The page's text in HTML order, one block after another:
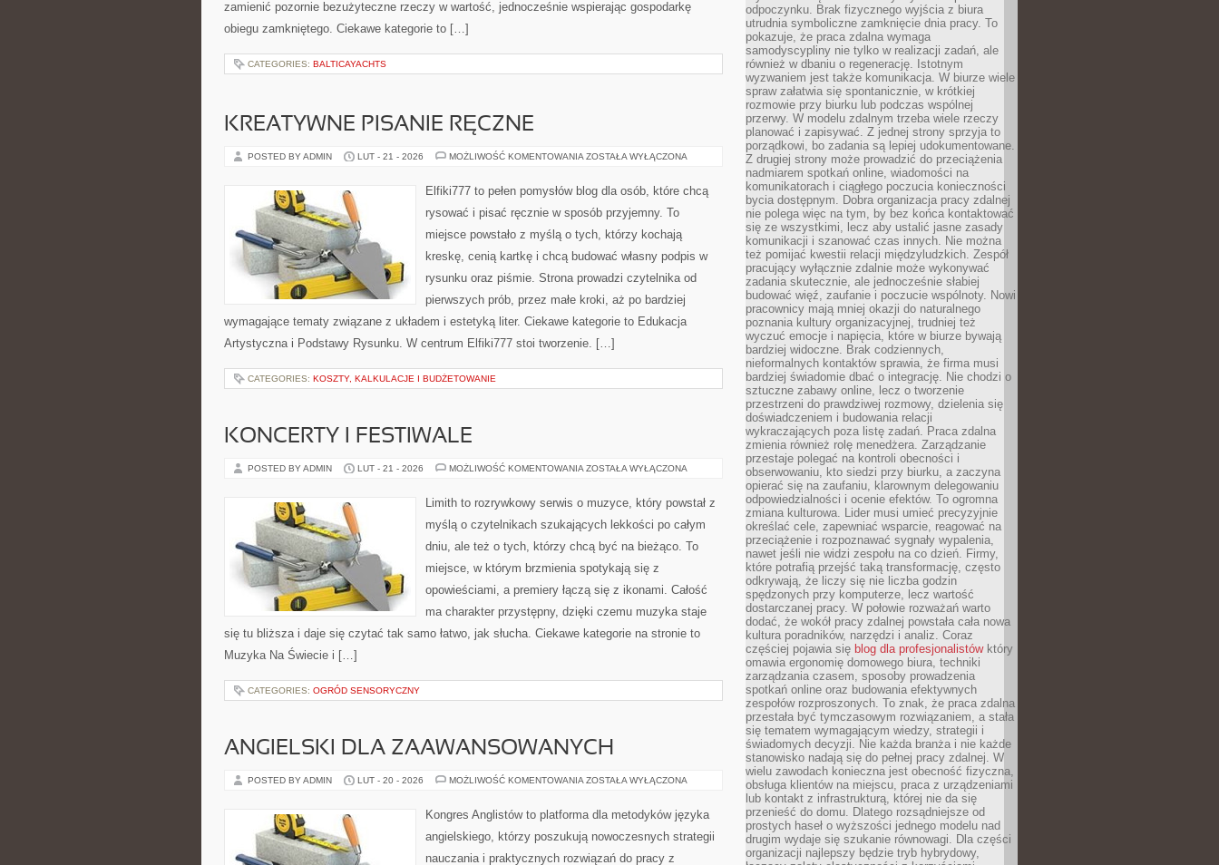
zamienić pozornie bezużyteczne rzeczy w wartość, jednocześnie wspierając gospodarkę
obiegu zamkniętego. Ciekawe kategorie to […]
CATEGORIES: BALTICAYACHTS
KREATYWNE PISANIE RĘCZNE
POSTED BY ADMIN LUT - 21 - 2026 MOŻLIWOŚĆ KOMENTOWANIA KREATYWNE
ZOSTAŁA WYŁĄCZONA
Elfiki777 to pełen pomysłów blog dla osób, które chcą
rysować i pisać ręcznie w sposób przyjemny. To
miejsce powstało z myślą o tych, którzy kochają
kreskę, cenią kartkę i chcą budować własny podpis w
rysunku oraz piśmie. Strona prowadzi czytelnika od
pierwszych prób, przez małe kroki, aż po bardziej
wymagające tematy związane z układem i estetyką liter. Ciekawe kategorie to Edukacja
Artystyczna i Podstawy Rysunku. W centrum Elfiki777 stoi tworzenie. […]
CATEGORIES: KOSZTY, KALKULACJE I BUDŻETOWANIE
KONCERTY I FESTIWALE
POSTED BY ADMIN LUT - 21 - 2026 MOŻLIWOŚĆ KOMENTOWANIA KONCERTY
ZOSTAŁA WYŁĄCZONA
Limith to rozrywkowy serwis o muzyce, który powstał z
myślą o czytelnikach szukających lekkości po całym
dniu, ale też o tych, którzy chcą być na bieżąco. To
miejsce, w którym brzmienia spotykają się z
opowieściami, a premiery łączą się z ikonami. Całość
ma charakter przystępny, dzięki czemu muzyka staje
się tu bliższa i daje się czytać tak samo łatwo, jak słucha. Ciekawe kategorie na stronie to
Muzyka Na Świecie i […]
CATEGORIES: OGRÓD SENSORYCZNY
ANGIELSKI DLA ZAAWANSOWANYCH
POSTED BY ADMIN LUT - 20 - 2026 MOŻLIWOŚĆ KOMENTOWANIA ANGIELSKI
ZOSTAŁA WYŁĄCZONA
Kongres Anglistów to platforma dla metodyków języka
angielskiego, którzy poszukują nowoczesnych strategii
nauczania i praktycznych rozwiązań do pracy z
odpoczynku. Brak fizycznego wyjścia z biura
utrudnia symboliczne zamknięcie dnia pracy. To
pokazuje, że praca zdalna wymaga
samodyscypliny nie tylko w realizacji zadań, ale
również w dbaniu o regenerację. Istotnym
wyzwaniem jest także komunikacja. W biurze wiele
spraw załatwia się spontanicznie, w krótkiej
rozmowie przy biurku lub podczas wspólnej
przerwy. W modelu zdalnym trzeba wiele rzeczy
planować i zapisywać. Z jednej strony sprzyja to
porządkowi, bo zadania są lepiej udokumentowane.
Z drugiej strony może prowadzić do przeciążenia
nadmiarem spotkań online, wiadomości na
komunikatorach i ciągłego poczucia konieczności
bycia dostępnym. Dobra organizacja pracy zdalnej
nie polega więc na tym, by bez końca kontaktować
się ze wszystkimi, lecz aby ustalić jasne zasady
komunikacji i szanować czas innych. Nie można
też pomijać kwestii relacji międzyludzkich. Zespół
pracujący wyłącznie zdalnie może wykonywać
zadania skutecznie, ale jednocześnie słabiej
budować więź, zaufanie i poczucie wspólnoty. Nowi
pracownicy mają mniej okazji do naturalnego
poznania kultury organizacyjnej, trudniej też
wyczuć emocje i napięcia, które w biurze bywają
bardziej widoczne. Brak codziennych,
nieformalnych kontaktów sprawia, że firma musi
bardziej świadomie dbać o integrację. Nie chodzi o
sztuczne zabawy online, lecz o tworzenie
przestrzeni do prawdziwej rozmowy, dzielenia się
doświadczeniem i budowania relacji
wykraczających poza listę zadań. Praca zdalna
zmienia również rolę menedżera. Zarządzanie
przestaje polegać na kontroli obecności i
obserwowaniu, kto siedzi przy biurku, a zaczyna
opierać się na zaufaniu, klarownym delegowaniu
odpowiedzialności i ocenie efektów. To ogromna
zmiana kulturowa. Lider musi umieć precyzyjnie
określać cele, zapewniać wsparcie, reagować na
przeciążenie i rozpoznawać sygnały wypalenia,
nawet jeśli nie widzi zespołu na co dzień. Firmy,
które potrafią przejść taką transformację, często
odkrywają, że liczy się nie liczba godzin
spędzonych przy komputerze, lecz wartość
dostarczanej pracy. W połowie rozważań warto
dodać, że wokół pracy zdalnej powstała cała nowa
kultura poradników, narzędzi i analiz. Coraz
częściej pojawia się blog dla profesjonalistówktóry
omawia ergonomię domowego biura, techniki
zarządzania czasem, sposoby prowadzenia
spotkań online oraz budowania efektywnych
zespołów rozproszonych. To znak, że praca zdalna
przestała być tymczasowym rozwiązaniem, a stała
się tematem wymagającym wiedzy, strategii i
świadomych decyzji. Nie każda branża i nie każde
stanowisko nadają się do pełnej pracy zdalnej. W
wielu zawodach konieczna jest obecność fizyczna,
obsługa klientów na miejscu, praca z urządzeniami
lub kontakt z infrastrukturą, której nie da się
przenieść do domu. Dlatego rozsądniejsze od
prostych haseł o wyższości jednego modelu nad
drugim wydaje się szukanie równowagi. Dla części
organizacji najlepszy będzie tryb hybrydowy,